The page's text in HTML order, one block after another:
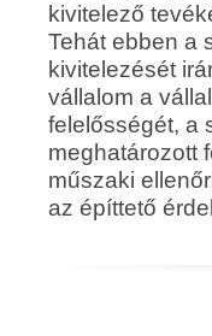
kivitelező
Tehát ebben a
kivitelezését
vállalom a
felelősségét, a
meghatározott
műszaki
az építtető